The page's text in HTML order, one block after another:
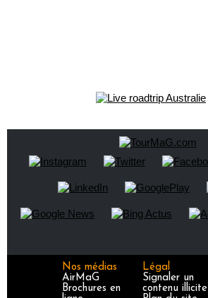
Nos médias
AirMaG
Brochures en
Légal
Signaler un
contenu illicite